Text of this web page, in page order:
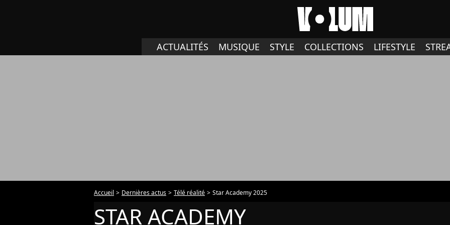
ACTUALITÉS MUSIQUE STYLE COLLECTIONS LIFESTYLE
Accueil Dernières actus Télé réalité Star Academy 2025
STAR ACADEMY